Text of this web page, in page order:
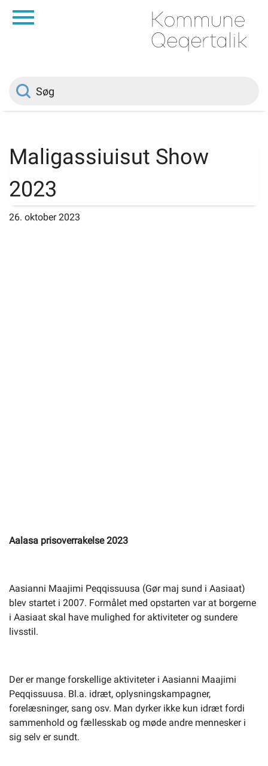
Borger
Vedtægter
Maligassiuisut Show
2023
26. oktober 2023
Aalasa prisoverrakelse 2023
Aasianni Maajimi Peqqissuusa (Gør maj sund i Aasiaat)
blev startet i 2007. Formålet med opstarten var at borgerne
i Aasiaat skal have mulighed for aktiviteter og sundere
livsstil.
Der er mange forskellige aktiviteter i Aasianni Maajimi
Peqqissuusa. Bl.a. idræt, oplysningskampagner,
forelæsninger, sang osv. Man dyrker ikke kun idræt fordi
sammenhold og fællesskab og møde andre mennesker i
sig selv er sundt.